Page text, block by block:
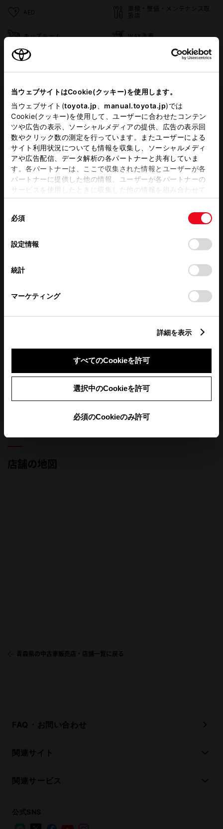
当ウェブサイトはCookie(クッキー)を使用します。
当ウェブサイト(toyota.jp manual.toyota.jp)では
Cookie(クッキー)を使用して、ユーザーに合わせたコンテン
ツや広告の表示、ソーシャルメディアの提供、広告の表示回
数やクリック数の測定を行っています。またユーザーによる
サイト利用状況についても情報を収集し、ソーシャルメディ
アや広告配信、データ解析の各パートナーと共有していま
す。各パートナーは、ここで収集された情報とユーザーが各
パートナーに提供した他の情報、ユーザーが各パートナーの
サービスを使用したときに収集した他の情報を組み合わせて
使用することがあります。当ウェブサイトの使用を続行する
デバイスにすべてのCookie(クッキー)が保存されることに同
意したことになります。Cookie(クッキー)のオプトアウト、
設定の変更、同意を撤回したりするにあたっては、当社の
「Cookie（クッキー）情報の取り扱いについて
」をご覧くだ
必須
設定情報
統計
マーケティング
詳細を表示
すべてのCookieを許可
選択中のCookieを許可
必須のCookieのみ許可
AED
車検・整備・メンテナンス取
扱店
キッズルーム WAX洗車
ベビーシート（おむつ交換用
シート）
この販売店のウェブサイトはこちら
営業日カレンダー
定休日です
店舗の地図
青森県の中古車販売店・店舗一覧に戻る
FAQ・お問い合わせ
関連サイト
関連サービス
公式SNS
LINE
FacebookYouTube